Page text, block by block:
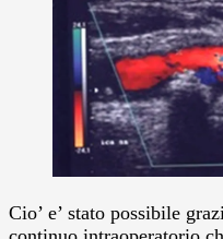
Cio’ e’ stato possibile